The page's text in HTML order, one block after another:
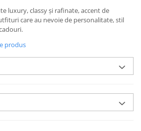
luxury, classy și rafinate, accent de
care au nevoie de personalitate, stil
produs